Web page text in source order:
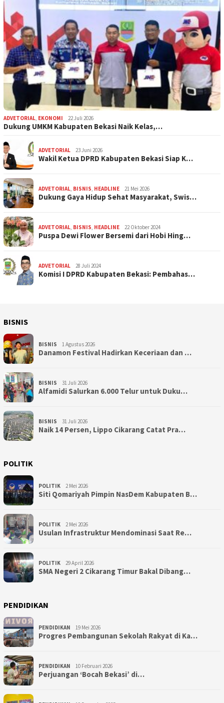
ADVETORIAL, EKONOMI 22 Juli 2026
Dukung UMKM Kabupaten Bekasi Naik Kelas,…
ADVETORIAL 23 Juni 2026
Wakil Ketua DPRD Kabupaten Bekasi Siap K…
ADVETORIAL, BISNIS, HEADLINE 21 Mei 2026
Dukung Gaya Hidup Sehat Masyarakat, Swis…
ADVETORIAL, BISNIS, HEADLINE 22 Oktober 2024
Puspa Dewi Flower Bersemi dari Hobi Hing…
ADVETORIAL 28 Juli 2024
Komisi I DPRD Kabupaten Bekasi: Pembahas…
BISNIS
BISNIS 1 Agustus 2026
Danamon Festival Hadirkan Keceriaan dan …
BISNIS 31 Juli 2026
Alfamidi Salurkan 6.000 Telur untuk Duku…
BISNIS 31 Juli 2026
Naik 14 Persen, Lippo Cikarang Catat Pra…
POLITIK
POLITIK 2 Mei 2026
Siti Qomariyah Pimpin NasDem Kabupaten B…
POLITIK 2 Mei 2026
Usulan Infrastruktur Mendominasi Saat Re…
POLITIK 29 April 2026
SMA Negeri 2 Cikarang Timur Bakal Dibang…
PENDIDIKAN
PENDIDIKAN 19 Mei 2026
Progres Pembangunan Sekolah Rakyat di Ka…
PENDIDIKAN 10 Februari 2026
Perjuangan ‘Bocah Bekasi’ di…